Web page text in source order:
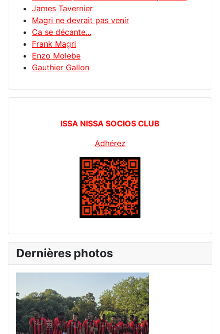
James Tavernier
Magri ne devrait pas venir
Ca se décante...
Frank Magri
Enzo Molebe
Gauthier Gallon
ISSA NISSA SOCIOS CLUB
Adhérez
Dernières photos